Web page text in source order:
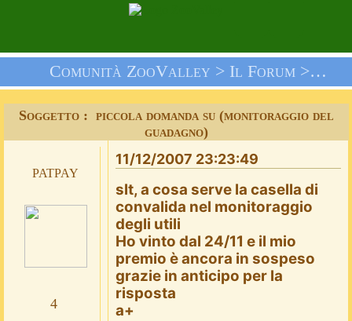
Comunità ZooValley > Il Forum>
Soggetto : piccola domanda su (monitoraggio del
guadagno)
patpay
4
11/12/2007 23:23:49
slt, a cosa serve la casella di
convalida nel monitoraggio
degli utili
Ho vinto dal 24/11 e il mio
premio è ancora in sospeso
grazie in anticipo per la
risposta
a+